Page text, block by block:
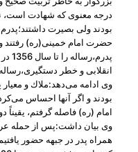
درجه معنوی كه شهادت است،
حضرت امام خمینی(ره) رفتند
انقلابی و خطر
وی ادامه می‌دهد:ملاك و
بودند و اگر آنها احساس
امام (ره) فاصله گرفتم،
وی بیان داشت:پس از حمله